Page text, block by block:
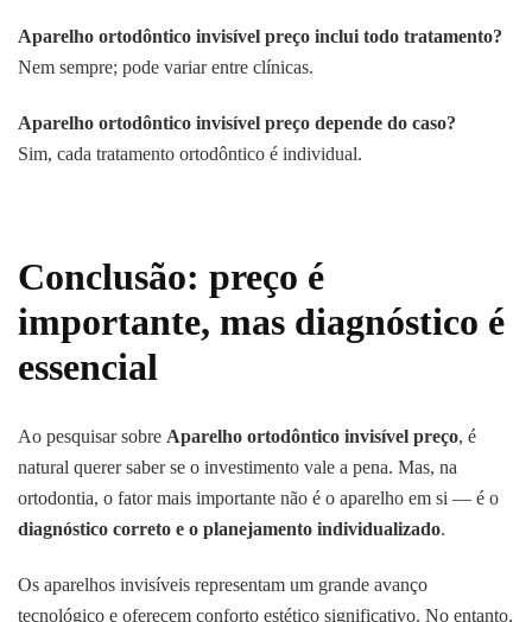
Aparelho ortodôntico invisível preço inclui todo tratamento?
Nem sempre; pode variar entre clínicas.
Aparelho ortodôntico invisível preço depende do caso?
Sim, cada tratamento ortodôntico é individual.
Conclusão: preço é
importante, mas diagnóstico é
essencial
Ao pesquisar sobre Aparelho ortodôntico invisível preço, é
natural querer saber se o investimento vale a pena. Mas, na
ortodontia, o fator mais importante não é o aparelho em si — é o
diagnóstico correto e o planejamento individualizado.
Os aparelhos invisíveis representam um grande avanço
tecnológico e oferecem conforto estético significativo. No entanto,